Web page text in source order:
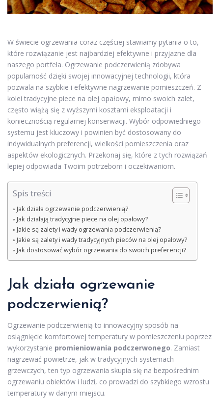
W świecie ogrzewania coraz częściej stawiamy pytania o to,
które rozwiązanie jest najbardziej efektywne i przyjazne dla
naszego portfela. Ogrzewanie podczerwienią zdobywa
popularność dzięki swojej innowacyjnej technologii, która
pozwala na szybkie i efektywne nagrzewanie pomieszczeń. Z
kolei tradycyjne piece na olej opałowy, mimo swoich zalet,
często wiążą się z wyższymi kosztami eksploatacji i
koniecznością regularnej konserwacji. Wybór odpowiedniego
systemu jest kluczowy i powinien być dostosowany do
indywidualnych preferencji, wielkości pomieszczenia oraz
aspektów ekologicznych. Przekonaj się, które z tych rozwiązań
lepiej odpowiada Twoim potrzebom i oczekiwaniom.
Spis treści
Jak działa ogrzewanie podczerwienią?
Jak działają tradycyjne piece na olej opałowy?
Jakie są zalety i wady ogrzewania podczerwienią?
Jakie są zalety i wady tradycyjnych pieców na olej opałowy?
Jak dostosować wybór ogrzewania do swoich preferencji?
Jak działa ogrzewanie
podczerwienią?
Ogrzewanie podczerwienią to innowacyjny sposób na
osiągnięcie komfortowej temperatury w pomieszczeniu poprzez
wykorzystanie promieniowania podczerwonego. Zamiast
nagrzewać powietrze, jak w tradycyjnych systemach
grzewczych, ten typ ogrzewania skupia się na bezpośrednim
ogrzewaniu obiektów i ludzi, co prowadzi do szybkiego wzrostu
temperatury w danym miejscu.